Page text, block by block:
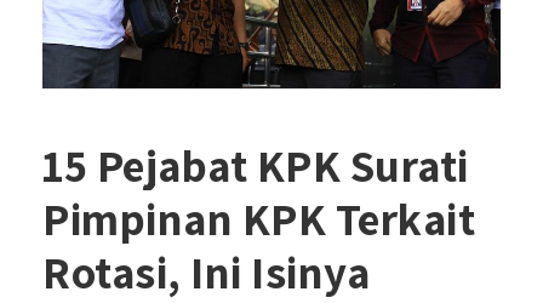
15 Pejabat KPK Surati
Pimpinan KPK Terkait
Rotasi, Ini Isinya